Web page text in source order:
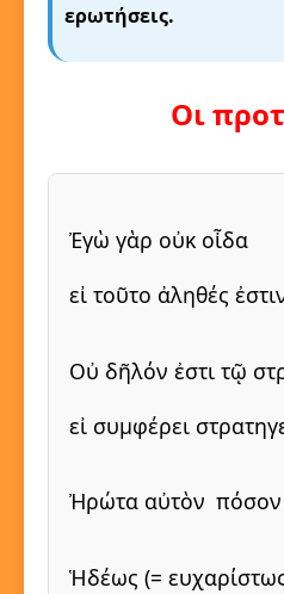
ερωτήσεις.
Οι
Ἐγὼ γὰρ οὐκ οἶδα
εἰ τοῦτο ἀληθές
Οὐ δῆλόν ἐστι τῷ
εἰ συμφέρει
Ἠρώτα αὐτὸν πόσον
Ἡδέως (=